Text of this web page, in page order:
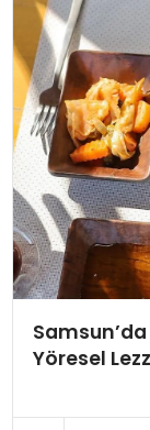
Yöresel